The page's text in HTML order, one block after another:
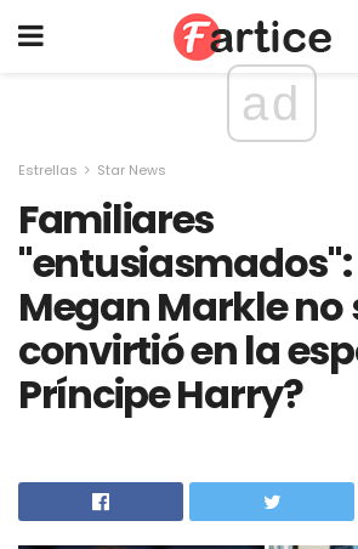
ad
Estrellas Star News
Familiares
Megan Markle no
convirtió en la
Príncipe Harry?